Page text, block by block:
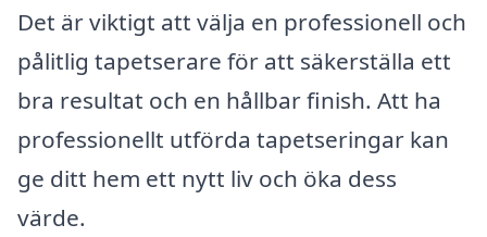
Det är viktigt att välja en professionell och
pålitlig tapetserare för att säkerställa ett
bra resultat och en hållbar finish. Att ha
professionellt utförda tapetseringar kan
ge ditt hem ett nytt liv och öka dess
värde.